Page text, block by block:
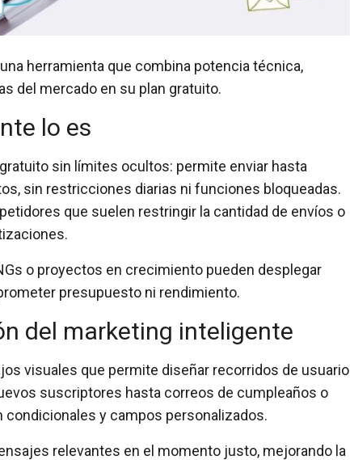
herramienta que combina potencia técnica,
del mercado en su plan gratuito.
lo es
sin límites ocultos: permite enviar hasta
, sin restricciones diarias ni funciones bloqueadas.
que suelen restringir la cantidad de envíos o
o proyectos en crecimiento pueden desplegar
presupuesto ni rendimiento.
del marketing inteligente
visuales que permite diseñar recorridos de usuario
suscriptores hasta correos de cumpleaños o
y campos personalizados.
relevantes en el momento justo, mejorando la